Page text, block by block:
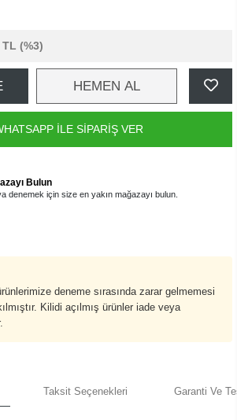
TL (%3)
HEMEN AL
İLE SİPARİŞ VER
Bulun
denemek için size en yakın mağazayı bulun.
deneme sırasında zarar gelmemesi
Kilidi açılmış ürünler iade veya
Taksit Seçenekleri Garanti Ve